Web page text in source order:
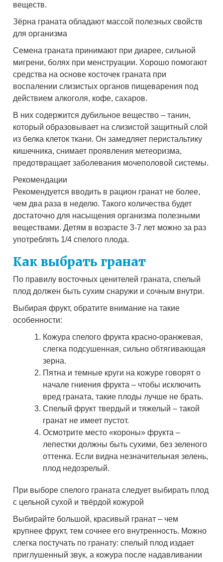
веществ.
Зёрна граната обладают массой полезных свойств
для организма
Семена граната принимают при диарее, сильной
мигрени, болях при менструации. Хорошо помогают
средства на основе косточек граната при
воспалении слизистых органов пищеварения под
действием алкоголя, кофе, сахаров.
В них содержится дубильное вещество – танин,
который образовывает на слизистой защитный слой
из белка клеток ткани. Он замедляет перистальтику
кишечника, снимает проявления метеоризма,
предотвращает заболевания мочеполовой системы.
Рекомендации
Рекомендуется вводить в рацион гранат не более,
чем два раза в неделю. Такого количества будет
достаточно для насыщения организма полезными
веществами. Детям в возрасте 3-7 лет можно за раз
употреблять 1/4 спелого плода.
Как выбрать гранат
По правилу восточных ценителей граната, спелый
плод должен быть сухим снаружи и сочным внутри.
Выбирая фрукт, обратите внимание на такие
особенности:
Кожура спелого фрукта красно-оранжевая,
слегка подсушенная, сильно обтягивающая
зерна.
Пятна и темные круги на кожуре говорят о
начале гниения фрукта – чтобы исключить
вред граната, такие плоды лучше не брать.
Спелый фрукт твердый и тяжелый – такой
гранат не имеет пустот.
Осмотрите место «короны» фрукта –
лепестки должны быть сухими, без зеленого
оттенка. Если видна незначительная зелень,
плод недозрелый.
При выборе спелого граната следует выбирать плод
с цельной сухой и твёрдой кожурой
Выбирайте большой, красивый гранат – чем
крупнее фрукт, тем сочнее его внутренность. Можно
слегка постучать по гранату: спелый плод издает
приглушенный звук, а кожура после надавливании